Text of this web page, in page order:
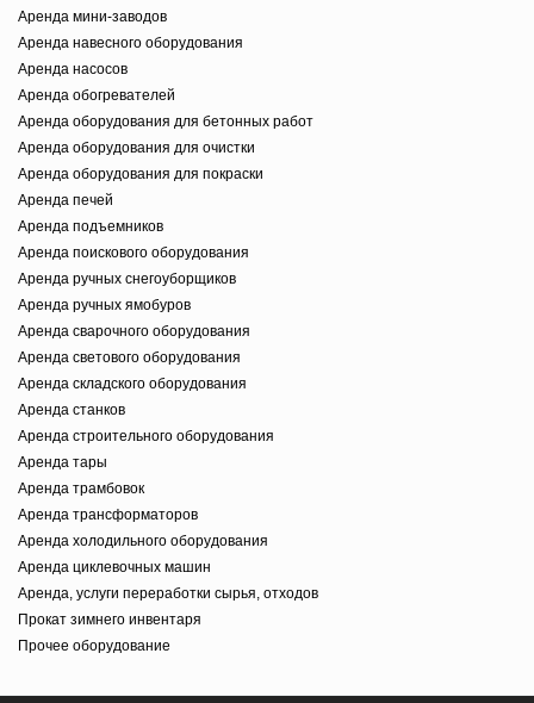
Аренда мини-заводов
Аренда навесного оборудования
Аренда насосов
Аренда обогревателей
Аренда оборудования для бетонных работ
Аренда оборудования для очистки
Аренда оборудования для покраски
Аренда печей
Аренда подъемников
Аренда поискового оборудования
Аренда ручных снегоуборщиков
Аренда ручных ямобуров
Аренда сварочного оборудования
Аренда светового оборудования
Аренда складского оборудования
Аренда станков
Аренда строительного оборудования
Аренда тары
Аренда трамбовок
Аренда трансформаторов
Аренда холодильного оборудования
Аренда циклевочных машин
Аренда, услуги переработки сырья, отходов
Прокат зимнего инвентаря
Прочее оборудование